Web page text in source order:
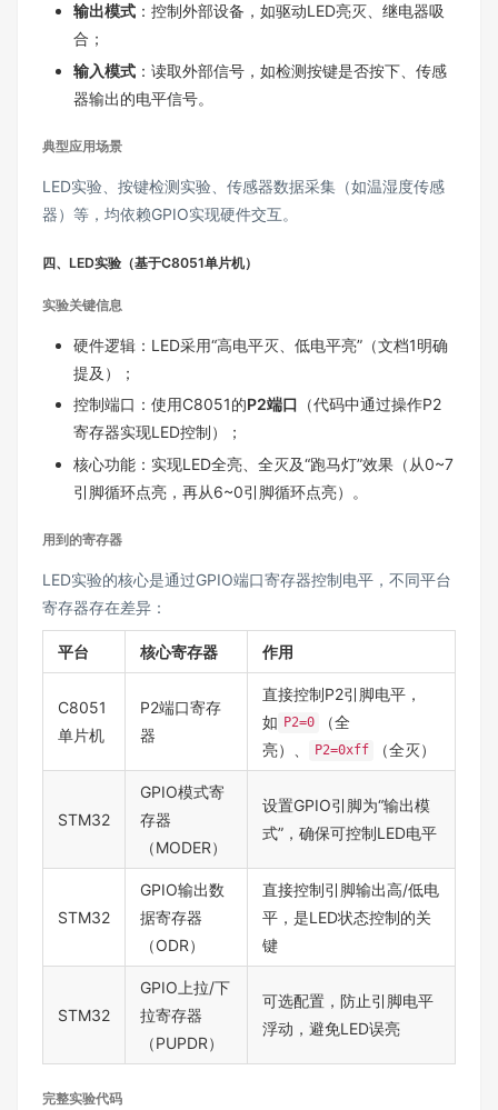
输出模式 ：控制外部设备，如驱动LED亮灭、继电器吸
合；
输入模式 ：读取外部信号，如检测按键是否按下、传感
器输出的电平信号。
典型应用场景
LED实验、按键检测实验、传感器数据采集（如温湿度传感
器）等，均依赖GPIO实现硬件交互。
四、LED实验（基于C8051单片机）
实验关键信息
硬件逻辑：LED采用“高电平灭、低电平亮”（文档1明确
提及）；
控制端口：使用C8051的P2端口 （代码中通过操作P2
寄存器实现LED控制）；
核心功能：实现LED全亮、全灭及“跑马灯”效果（从0~7
引脚循环点亮，再从6~0引脚循环点亮）。
用到的寄存器
LED实验的核心是通过GPIO端口寄存器控制电平，不同平台
寄存器存在差异：
平台 核心寄存器 作用
C8051
单片机
P2端口寄存
器
直接控制P2引脚电平，
如 P2=0
（全
亮）、
P2=0xff （全灭）
STM32
GPIO模式寄
存器
（MODER）
设置GPIO引脚为“输出模
式”，确保可控制LED电平
STM32
GPIO输出数
据寄存器
（ODR）
直接控制引脚输出高/低电
平，是LED状态控制的关
键
STM32
GPIO上拉/下
拉寄存器
（PUPDR）
可选配置，防止引脚电平
浮动，避免LED误亮
完整实验代码